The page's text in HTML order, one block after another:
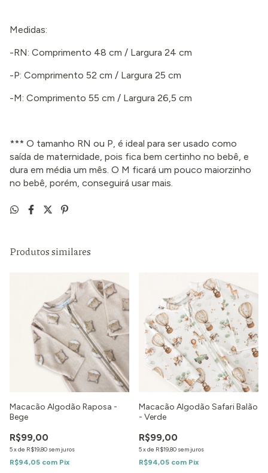
Medidas:
-RN: Comprimento 48 cm / Largura 24 cm
-P: Comprimento 52 cm / Largura 25 cm
-M: Comprimento 55 cm / Largura 26,5 cm
*** O tamanho RN ou P, é ideal para ser usado como
saída de maternidade, pois fica bem certinho no bebê, e
dura em média um mês. O M ficará um pouco maiorzinho
no bebê, porém, conseguirá usar mais.
Produtos similares
Macacão Algodão Raposa -
Bege
R$99,00
5xde R$19,80 sem juros
R$94,05 com Pix
Macacão Algodão Safari Balão
- Verde
R$99,00
5xde R$19,80 sem juros
R$94,05 com Pix